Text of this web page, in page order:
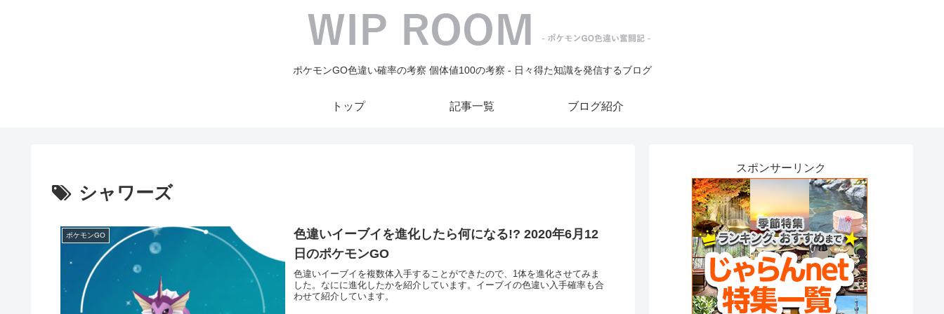
ポケモンGO色違い確率の考察 個体値100の考察 - 日々得た知識を発信するブログ
トップ 記事一覧 ブログ紹介
シャワーズ
ポケモンGO
色違いイーブイを進化したら何になる!? 2020年6月12
日のポケモンGO
色違いイーブイを複数体入手することができたので、1体を進化させてみま
した。なにに進化したかを紹介しています。イーブイの色違い入手確率も合
わせて紹介しています。
スポンサーリンク